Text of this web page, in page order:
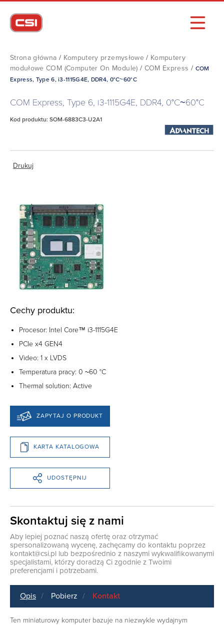
Strona główna / Komputery przemysłowe / Komputery
modułowe COM (Computer On Module) / COM Express / COM
Express, Type 6, i3-1115G4E, DDR4, 0°C~60°C
COM Express, Type 6, i3-1115G4E, DDR4, 0°C~60°C
Kod produktu: SOM-6883C3-U2A1
Drukuj
Cechy produktu:
Procesor: Intel Core™ i3-1115G4E
PCIe x4 GEN4
Video: 1 x LVDS
Temperatura pracy: 0 ~60 °C
Thermal solution: Active
ZAPYTAJ O PRODUKT
KARTA KATALOGOWA
UDOSTĘPNIJ
Skontaktuj się z nami
Aby lepiej poznać naszą ofertę oraz otrzymać
spersonalizowaną wycenę, zachęcamy do kontaktu poprzez
kontakt@csi.pl lub bezpośrednio z naszymi wykwalifikowanymi
specjalistami, którzy doradzą Ci zgodnie z Twoimi
preferencjami i potrzebami.
Opis Pobierz Kontakt
Ten miniaturowy komputer bazuje na niezwykle wydajnym